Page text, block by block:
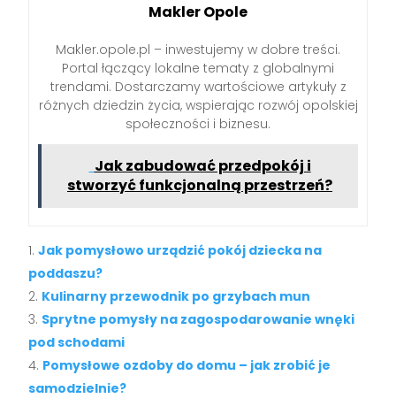
Makler Opole
Makler.opole.pl – inwestujemy w dobre treści.
Portal łączący lokalne tematy z globalnymi
trendami. Dostarczamy wartościowe artykuły z
różnych dziedzin życia, wspierając rozwój opolskiej
społeczności i biznesu.
Jak zabudować przedpokój i
stworzyć funkcjonalną przestrzeń?
Jak pomysłowo urządzić pokój dziecka na
poddaszu?
Kulinarny przewodnik po grzybach mun
Sprytne pomysły na zagospodarowanie wnęki
pod schodami
Pomysłowe ozdoby do domu – jak zrobić je
samodzielnie?